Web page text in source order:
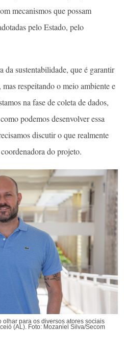
mecanismos que possam
pelo Estado, pelo
da sustentabilidade, que é garantir
respeitando o meio ambiente e
na fase de coleta de dados,
podemos desenvolver essa
discutir o que realmente
do projeto.
olhar para os diversos atores sociais
(AL). Foto: Mozaniel Silva/Secom